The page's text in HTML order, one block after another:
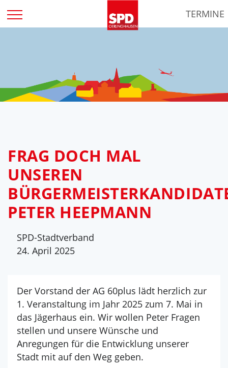
Inhalt
TERMINE
FRAG DOCH MAL
UNSEREN
PETER HEEPMANN
SPD-Stadtverband
24. April 2025
Der Vorstand der AG 60plus lädt herzlich zur
1. Veranstaltung im Jahr 2025 zum 7. Mai in
das Jägerhaus ein. Wir wollen Peter Fragen
stellen und unsere Wünsche und
Anregungen für die Entwicklung unserer
Stadt mit auf den Weg geben.